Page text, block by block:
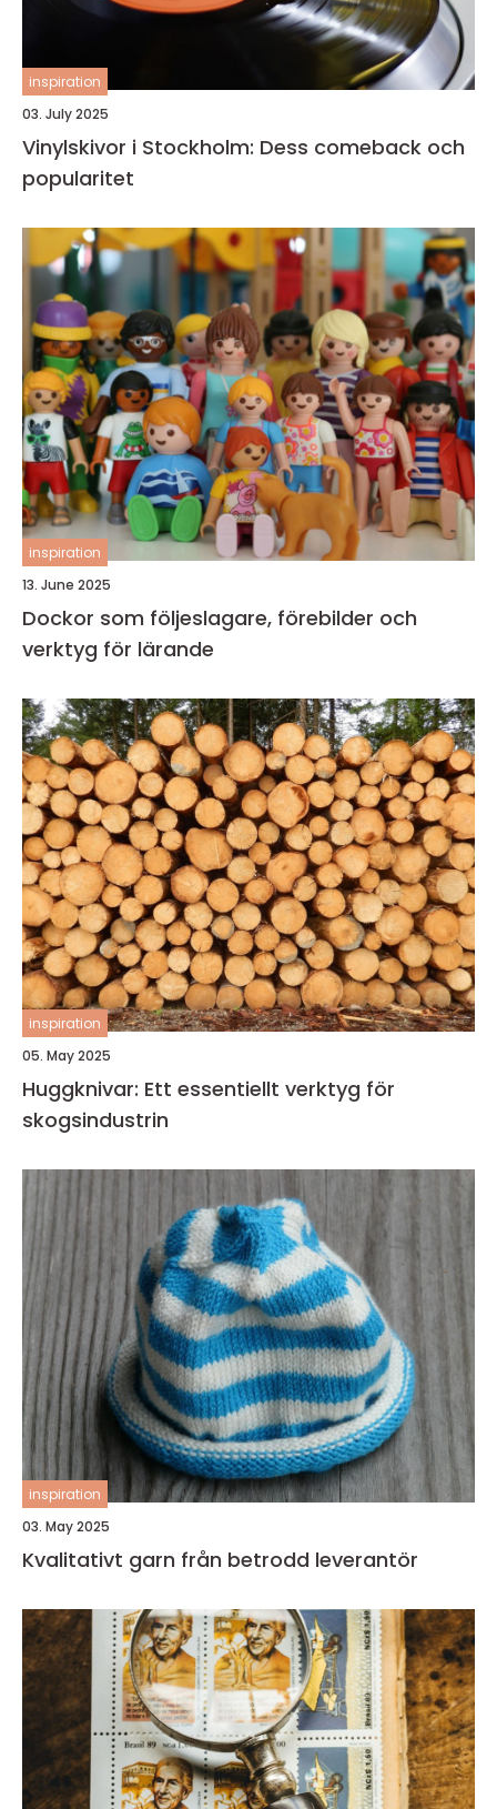
inspiration
03. July 2025
Vinylskivor i Stockholm: Dess comeback och
popularitet
inspiration
13. June 2025
Dockor som följeslagare, förebilder och
verktyg för lärande
inspiration
05. May 2025
Huggknivar: Ett essentiellt verktyg för
skogsindustrin
inspiration
03. May 2025
Kvalitativt garn från betrodd leverantör